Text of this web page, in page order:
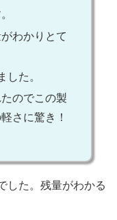
わかりとて
した。
のでこの製
さに驚き！
した。残量がわかる